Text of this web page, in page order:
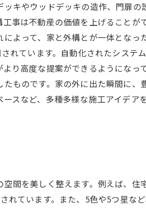
キやウッドデッキの造作、門扉
事は不動産の価値を上げること
よって、家と外構とが一体とな
れています。自動化されたシス
り高度な提案ができるようにな
ものです。家の外に出た瞬間に
ースなど、多種多様な施工アイデ
間を美しく整えます。例えば、
れています。また、5色や5つ星な